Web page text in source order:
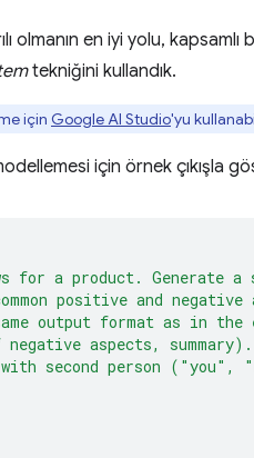
olmanın en iyi yolu,
tekniğini kullandık.
için Google AI Studio'yu
için örnek çıkışla
a product. Generate a
positive and
output format as in
aspects, summary).
second person ("you",